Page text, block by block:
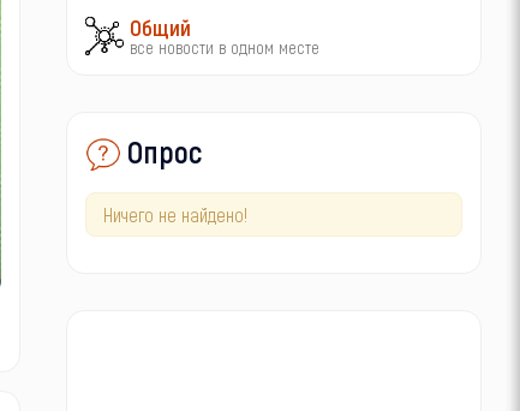
Общий
все новости в одном месте
Опрос
Ничего не найдено!